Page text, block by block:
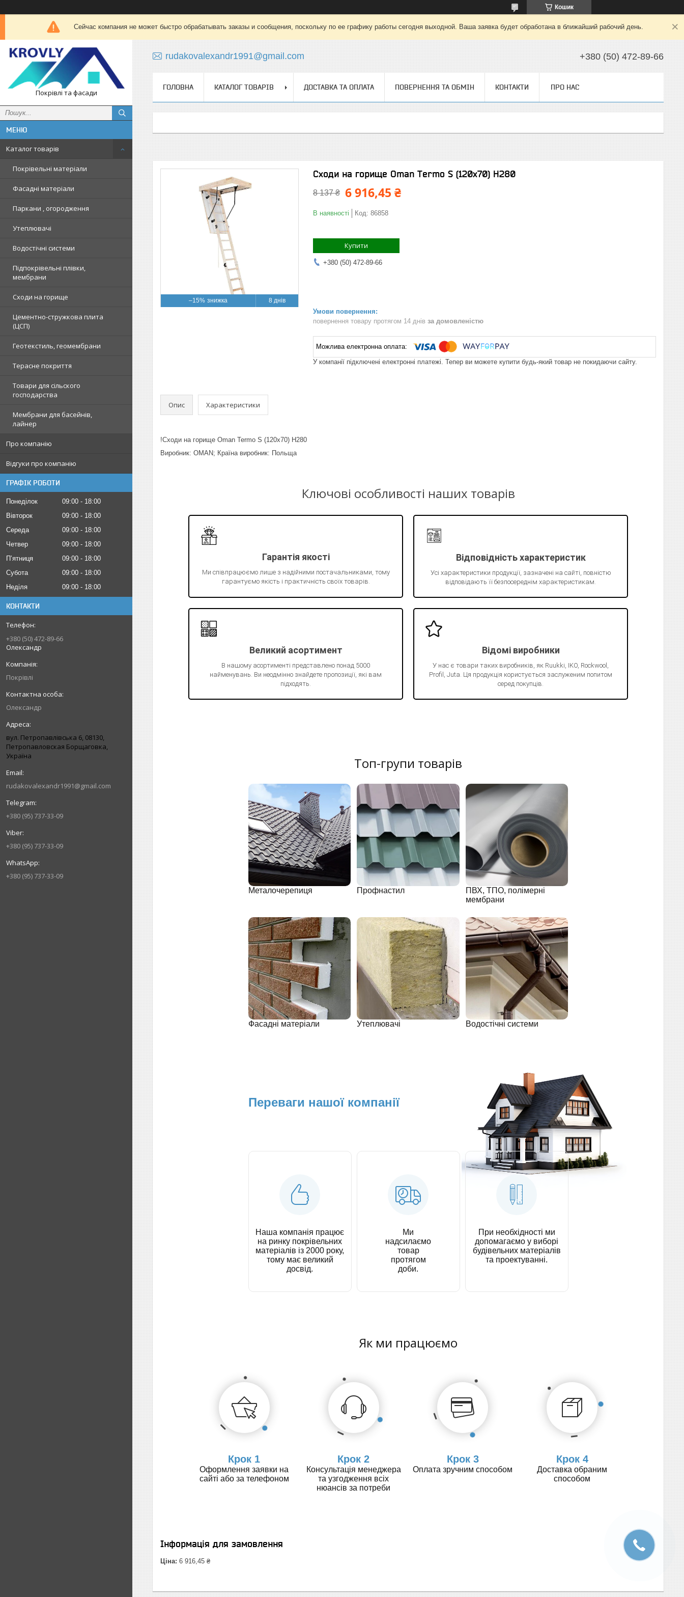
Кошик
Сейчас компания не может быстро обрабатывать заказы и сообщения, поскольку по ее графику работы сегодня выходной. Ваша заявка будет обработана в ближайший рабочий день.
Покрівлі та фасади
Каталог товарів
Покрівельні матеріали
Фасадні матеріали
Паркани , огородження
Утеплювачі
Водостічні системи
Підпокрівельні плівки,
мембрани
Сходи на горище
Цементно-стружкова плита
(ЦСП)
Геотекстиль, геомембрани
Терасне покриття
Товари для сільского
господарства
Мембрани для басейнів,
лайнер
Про компанію
Відгуки про компанію
ГРАФІК РОБОТИ
Понеділок 09:00
18:00
Вівторок
09:00
18:00
Середа
09:00
18:00
Четвер
09:00
18:00
Пʼятниця
09:00
18:00
Субота
09:00
18:00
Неділя
09:00 18:00
КОНТАКТИ
+380 (50) 472-89-66
Олександр
Покрівлі
Олександр
вул. Петропавлівська 6, 08130,
Петропавловская Борщаговка,
Україна
rudakovalexandr1991@gmail.com
+380 (95) 737-33-09
+380 (95) 737-33-09
+380 (95) 737-33-09
rudakovalexandr1991@gmail.com +380 (50) 472-89-66
ГОЛОВНА КАТАЛОГ ТОВАРІВ ДОСТАВКА ТА ОПЛАТА ПОВЕРНЕННЯ ТА ОБМІН КОНТАКТИ ПРО НАС
–15% 8 днів
Сходи на горище Oman Termo S (120x70) H280
8 137 ₴ 6 916,45 ₴
В наявності Код: 86858
Купити
+380 (50) 472-89-66
повернення товару протягом 14 днів за домовленістю
У компанії підключені електронні платежі. Тепер ви можете купити будь-який товар не покидаючи сайту.
Опис Характеристики
!Сходи на горище Oman Termo S (120x70) H280
Виробник: OMAN; Країна виробник: Польща
Ключові особливості наших товарів
Гарантія якості
Ми співпрацюємо лише з надійними постачальниками, тому
гарантуємо якість і практичність своїх товарів.
Відповідність характеристик
Усі характеристики продукції, зазначені на сайті, повністю
відповідають її безпосереднім характеристикам.
Великий асортимент
В нашому асортименті представлено понад 5000
найменувань. Ви неодмінно знайдете пропозиції, які вам
підходять.
Відомі виробники
У нас є товари таких виробників, як Ruukki, IKO, Rockwool,
Profil, Juta. Ця продукція користується заслуженим попитом
серед покупців.
Топ-групи товарів
Металочерепиця Профнастил
ПВХ, ТПО, полімерні
мембрани
Фасадні матеріали Утеплювачі Водостічні системи
Переваги нашої компанії
Наша компанія працює
на ринку покрівельних
матеріалів із 2000 року,
тому має великий
досвід.
Ми
надсилаємо
товар
протягом
доби.
При необхідності ми
допомагаємо у виборі
будівельних матеріалів
та проектуванні.
Як ми працюємо
Крок 1
Оформлення заявки на
сайті або за телефоном
Крок 2
Консультація менеджера
та узгодження всіх
нюансів за потреби
Крок 3
Оплата зручним способом
Крок 4
Доставка обраним
способом
Інформація для замовлення
Ціна: 6 916,45 ₴